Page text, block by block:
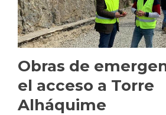
Obras de
el acceso a Torre
Alháquime